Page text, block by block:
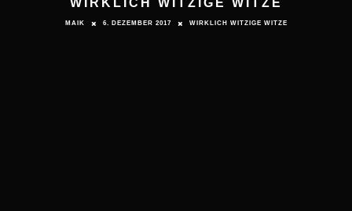
WIRKLICH WITZIGE WITZE
MAIK 6. DEZEMBER 2017 WIRKLICH WITZIGE WITZE